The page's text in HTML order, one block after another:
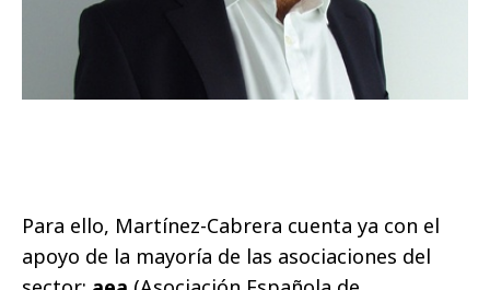
Para ello, Martínez-Cabrera cuenta ya con el
apoyo de la mayoría de las asociaciones del